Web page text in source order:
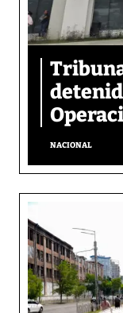
NACIONAL